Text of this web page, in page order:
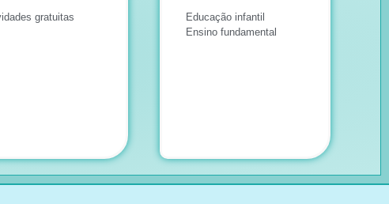
gratuitas
Educação infantil
Ensino fundamental